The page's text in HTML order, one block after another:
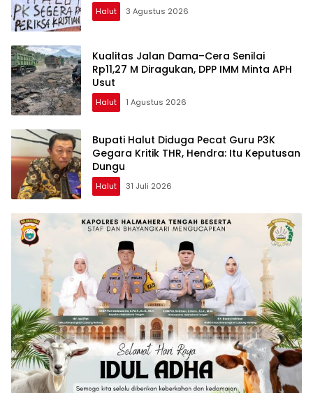
Halut 3 Agustus 2026
Kualitas Jalan Dama–Cera Senilai
Rp11,27 M Diragukan, DPP IMM Minta APH
Usut
Halut 1 Agustus 2026
Bupati Halut Diduga Pecat Guru P3K
Gegara Kritik THR, Hendra: Itu Keputusan
Dungu
Halut 31 Juli 2026